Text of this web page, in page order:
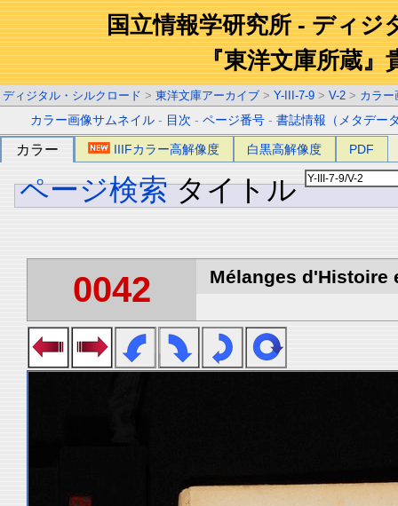
国立情報学研究所 - ディジ
『東洋文庫所蔵』
ディジタル・シルクロード > 東洋文庫アーカイブ > Y-III-7-9 > V-2 > カラー
カラー画像サムネイル - 目次 -ページ番号 -書誌情報（メタデー
カラー IIIFカラー高解像度 白黒高解像度 PDF
ページ検索 タイトル
0042 Mélanges d'Histoire